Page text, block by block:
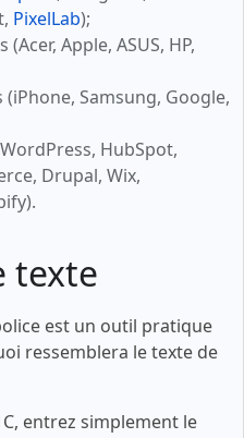
PixelLab);
Apple, ASUS, HP,
Samsung, Google,
HubSpot,
Drupal, Wix,
texte
est un outil pratique
ressemblera le texte de
entrez simplement le